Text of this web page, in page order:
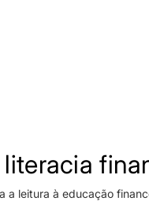
a leitura à educação